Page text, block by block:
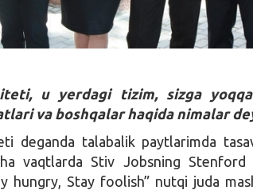
u yerdagi tizim, sizga
va boshqalar haqida nimalar
deganda talabalik paytlarimda
vaqtlarda Stiv Jobsning
hungry, Stay foolish” nutqi juda